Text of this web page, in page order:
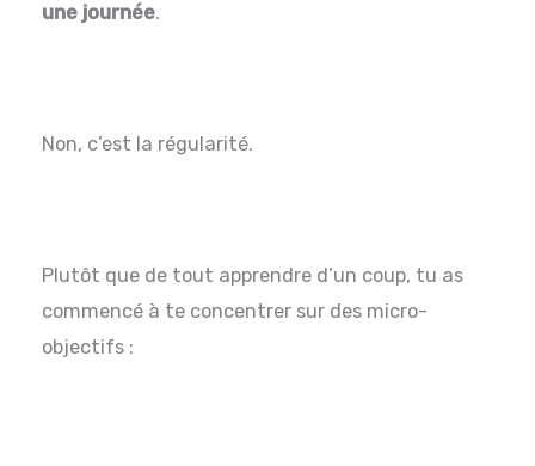
une journée.
Non, c’est la régularité.
Plutôt que de tout apprendre d’un coup, tu as
commencé à te concentrer sur des micro-
objectifs :